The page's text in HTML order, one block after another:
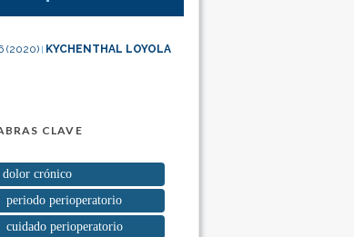
(2020) KYCHENTHAL LOYOLA
CLAVE
dolor crónico
periodo perioperatorio
cuidado perioperatorio